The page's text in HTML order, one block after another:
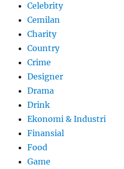
Celebrity
Cemilan
Charity
Country
Crime
Designer
Drama
Drink
Ekonomi & Industri
Finansial
Food
Game